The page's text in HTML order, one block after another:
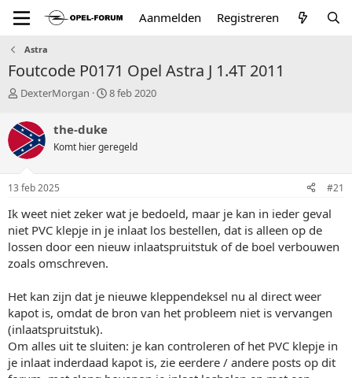
Aanmelden Registreren
Astra
Foutcode P0171 Opel Astra J 1.4T 2011
T
p
i
c
s
a
t
e
r
DexterMorgan
S
t
a
m
8 feb 2020
the-duke
Komt hier geregeld
13 feb 2025 #21
Ik weet niet zeker wat je bedoeld, maar je kan in ieder geval
niet PVC klepje in je inlaat los bestellen, dat is alleen op de
lossen door een nieuw inlaatspruitstuk of de boel verbouwen
zoals omschreven.
Het kan zijn dat je nieuwe kleppendeksel nu al direct weer
kapot is, omdat de bron van het probleem niet is vervangen
(inlaatspruitstuk).
Om alles uit te sluiten: je kan controleren of het PVC klepje in
je inlaat inderdaad kapot is, zie eerdere / andere posts op dit